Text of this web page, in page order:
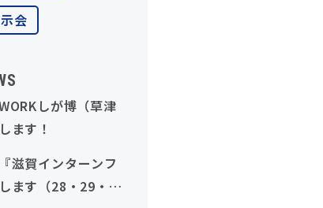
会
しが博（草津
ます！
滋賀インターンフ
ます（28・29・